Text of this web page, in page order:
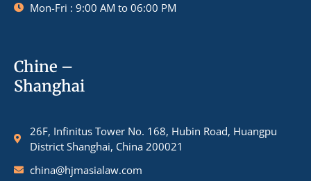
Mon-Fri : 9:00 AM to 06:00 PM
Chine –
Shanghai
26F, Infinitus Tower No. 168, Hubin Road, Huangpu
District Shanghai, China 200021
china@hjmasialaw.com